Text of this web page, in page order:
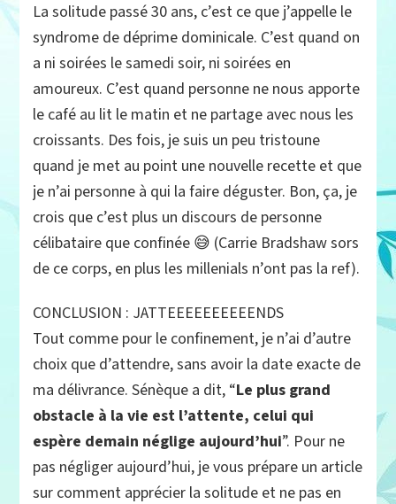
La solitude passé 30 ans, c’est ce que j’appelle le
syndrome de déprime dominicale. C’est quand on
a ni soirées le samedi soir, ni soirées en
amoureux. C’est quand personne ne nous apporte
le café au lit le matin et ne partage avec nous les
croissants. Des fois, je suis un peu tristoune
quand je met au point une nouvelle recette et que
je n’ai personne à qui la faire déguster. Bon, ça, je
crois que c’est plus un discours de personne
célibataire que confinée 😅 (Carrie Bradshaw sors
de ce corps, en plus les millenials n’ont pas la ref).
CONCLUSION : JATTEEEEEEEEEENDS
Tout comme pour le confinement, je n’ai d’autre
choix que d’attendre, sans avoir la date exacte de
ma délivrance. Sénèque a dit, “Le plus grand
obstacle à la vie est l’attente, celui qui
espère demain néglige aujourd’hui”. Pour ne
pas négliger aujourd’hui, je vous prépare un article
sur comment apprécier la solitude et ne pas en